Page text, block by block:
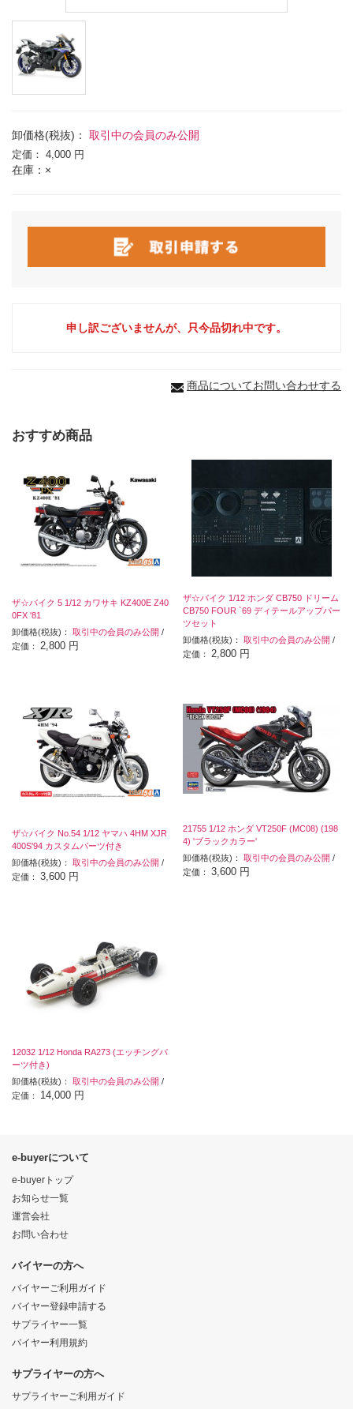
卸価格(税抜)： 取引中の会員のみ公開
定価： 4,000 円
在庫：×
申し訳ございませんが、只今品切れ中です。
商品についてお問い合わせする
おすすめ商品
ザ☆バイク 5 1/12 カワサキ KZ400E Z40
0FX '81
卸価格(税抜)： 取引中の会員のみ公開 /
定価： 2,800 円
ザ☆バイク 1/12 ホンダ CB750 ドリーム
CB750 FOUR `69 ディテールアップパー
ツセット
卸価格(税抜)：取引中の会員のみ公開 /
定価： 2,800 円
ザ☆バイク No.54 1/12 ヤマハ 4HM XJR
400S'94 カスタムパーツ付き
卸価格(税抜)： 取引中の会員のみ公開 /
定価： 3,600 円
21755 1/12 ホンダ VT250F (MC08) (198
4) 'ブラックカラー'
卸価格(税抜)：取引中の会員のみ公開 /
定価：3,600 円
12032 1/12 Honda RA273 (エッチングパ
ーツ付き)
卸価格(税抜)： 取引中の会員のみ公開 /
定価： 14,000 円
e-buyerについて
e-buyerトップ
お知らせ一覧
運営会社
お問い合わせ
バイヤーの方へ
バイヤーご利用ガイド
バイヤー登録申請する
サプライヤー一覧
バイヤー利用規約
サプライヤーの方へ
サプライヤーご利用ガイド